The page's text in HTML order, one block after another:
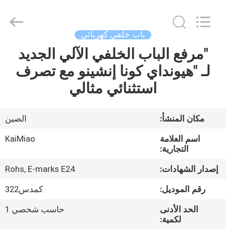
منزل،
بيت
معلومات
جولة
Technology
Reserved.
باب خلفي كهربائي
"مرفع الباب الخلفي الآلي الجديد
لـ "هيونداي كونا إنشينو مع تصرف
استثنائي مثالي
مكان المنشأ:
الصين
اسم العلامة
التجارية:
KaiMiao
إصدار الشهادات:
Rohs, E-marks E24
رقم الموديل:
كمدس322
الحد الأدنى
لكمية:
حاسب شخصي 1